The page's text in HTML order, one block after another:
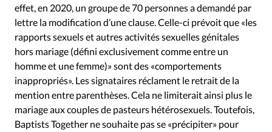
effet, en 2020, un groupe de 70 personnes a demandé par
lettre la modification d’une clause. Celle-ci prévoit que «les
rapports sexuels et autres activités sexuelles génitales
hors mariage (défini exclusivement comme entre un
homme et une femme)» sont des «comportements
inappropriés». Les signataires réclament le retrait de la
mention entre parenthèses. Cela ne limiterait ainsi plus le
mariage aux couples de pasteurs hétérosexuels. Toutefois,
Baptists Together ne souhaite pas se «précipiter» pour